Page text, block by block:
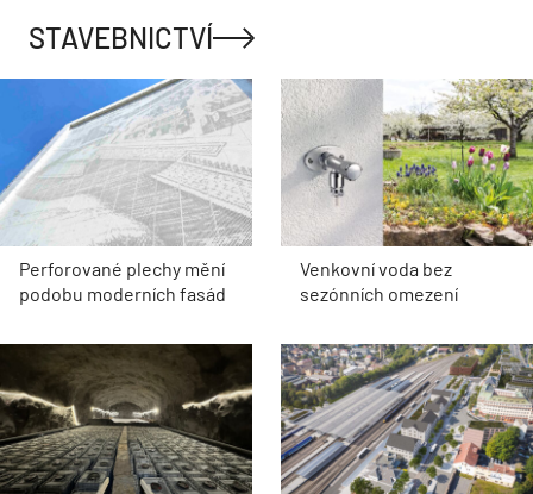
STAVEBNICTVÍ
Perforované plechy mění
podobu moderních fasád
Venkovní voda bez
sezónních omezení